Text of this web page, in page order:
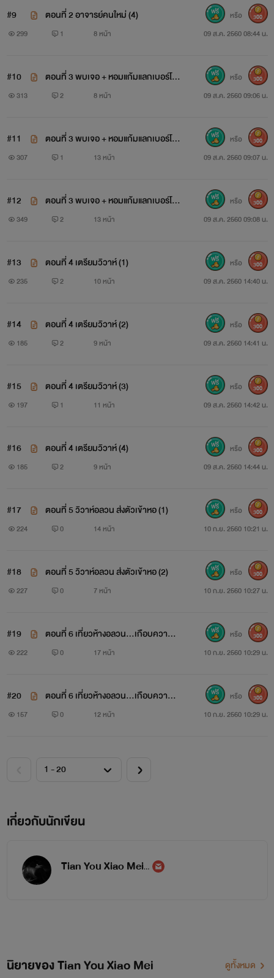
#9 ตอนที่ 2 อาจารย์คนใหม่ (4)
299 1 8 หน้า 09 ส.ค. 2560 08:44 น.
หรือ 300
#10
ตอนที่ 3 พบเจอ + หอมแก้มแลกเบอร์โท
ร (1)
313 2 8 หน้า 09 ส.ค. 2560 09:06 น.
หรือ 300
#11
ตอนที่ 3 พบเจอ + หอมแก้มแลกเบอร์โท
ร (2)
307 1 13 หน้า 09 ส.ค. 2560 09:07 น.
หรือ 300
#12
ตอนที่ 3 พบเจอ + หอมแก้มแลกเบอร์โท
ร (3)
349 2 13 หน้า 09 ส.ค. 2560 09:08 น.
หรือ 300
#13 ตอนที่ 4 เตรียมวิวาห์ (1)
235 2 10 หน้า 09 ส.ค. 2560 14:40 น.
หรือ 300
#14 ตอนที่ 4 เตรียมวิวาห์ (2)
185 2 9 หน้า 09 ส.ค. 2560 14:41 น.
หรือ 300
#15 ตอนที่ 4 เตรียมวิวาห์ (3)
197 1 11 หน้า 09 ส.ค. 2560 14:42 น.
หรือ 300
#16 ตอนที่ 4 เตรียมวิวาห์ (4)
185 2 9 หน้า 09 ส.ค. 2560 14:44 น.
หรือ 300
#17 ตอนที่ 5 วิวาห์อลวน ส่งตัวเข้าหอ (1)
224 0 14 หน้า 10 ก.ย. 2560 10:21 น.
หรือ 300
#18 ตอนที่ 5 วิวาห์อลวน ส่งตัวเข้าหอ (2)
227 0 7 หน้า 10 ก.ย. 2560 10:27 น.
หรือ 300
#19
ตอนที่ 6 เที่ยวห้างอลวน...เกือบความลั
บแตกซะแล้วสิ! (1)
222 0 17 หน้า 10 ก.ย. 2560 10:29 น.
หรือ 300
#20
ตอนที่ 6 เที่ยวห้างอลวน...เกือบความลั
บแตกซะแล้วสิ! (2)
157 0 12 หน้า 10 ก.ย. 2560 10:29 น.
หรือ 300
เกี่ยวกับนักเขียน
Tian You Xiao Mei
นิยายของ Tian You Xiao Mei ดูทั้งหมด